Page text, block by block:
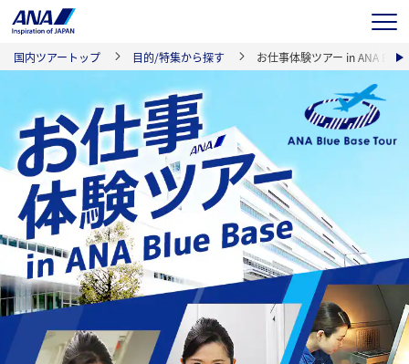
国内ツアートップ 目的/特集から探す お仕事体験ツアー in ANA Blue